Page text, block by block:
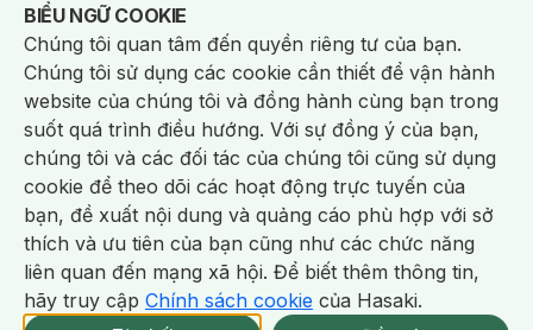
NowFree 2H Giao Nhanh Miễn Phí 2H Xem chi tiết
Chăm Sóc Cá Nhân
Chống Muỗi /Khẩu Trang /Máy Massage/Mặt Nạ Xông Hơi /Nước Rửa Tay/
Sản Phẩm Chăm Sóc Khác /Bàn Chải Đánh Răng /Bàn Chải Điện/
Hỗ Trợ Trắng Răng/Kem Đánh Răng /Máy Tăm Nước/ Nước Súc Miệng/
Tăm / Chỉ Nha Khoa/ Xịt Thơm Miệng / Dung Dịch Vệ Sinh/Dưỡng Vùng Kín/
Khăn Ướt Vệ Sinh Vùng Kín/Băng Vệ Sinh/Tampon/Bọt Cạo Râu /Dao Cạo Râu/
Máy Cạo Râu
Vấn Đề Về Da
Da Dầu / Lỗ Chân Lông To/ Da Khô / Mất Nước/ Da Lão Hóa/ Da Mụn/
Da Nhạy Cảm / Kích Ứng
Da Xỉn Màu Thâm / Nám / Tàn Nhang
Quầng Thâm & Bọng Mắt /Sẹo /Viêm Da Cơ Địa
Dụng Cụ / Phụ Kiện Chăm Sóc Da
Bông Tẩy Trang
Khăn Lau Mặt Khô Dụng Cụ / Máy Rửa Mặt Máy Chăm Sóc Da
Dụng Cụ Chăm Sóc Khác
BIỂU NGỮ COOKIE
Notice about cookies usage
Chúng tôi quan tâm đến quyền riêng tư của bạn.
Chúng tôi sử dụng các cookie cần thiết để vận hành
website của chúng tôi và đồng hành cùng bạn trong
suốt quá trình điều hướng. Với sự đồng ý của bạn,
chúng tôi và các đối tác của chúng tôi cũng sử dụng
cookie để theo dõi các hoạt động trực tuyến của
bạn, đề xuất nội dung và quảng cáo phù hợp với sở
thích và ưu tiên của bạn cũng như các chức năng
liên quan đến mạng xã hội. Để biết thêm thông tin,
hãy truy cập Chính sách cookie của Hasaki.